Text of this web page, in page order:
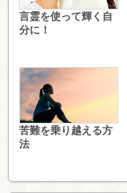
言霊を使って輝く自
分に！
苦難を乗り越える方
法